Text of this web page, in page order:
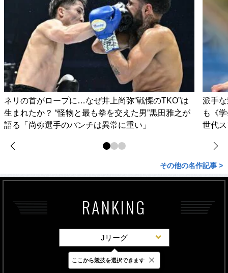
ネリの首がロープに…なぜ井上尚弥“戦慄のTKO”は
生まれたか？ “怪物と最も拳を交えた男”黒田雅之が
語る「尚弥選手のパンチは異常に重い」
派手
も《
世代
その他の名作記事 >
RANKING
Jリーグ
最新 24時間 週間
ここから競技を選択できます ×